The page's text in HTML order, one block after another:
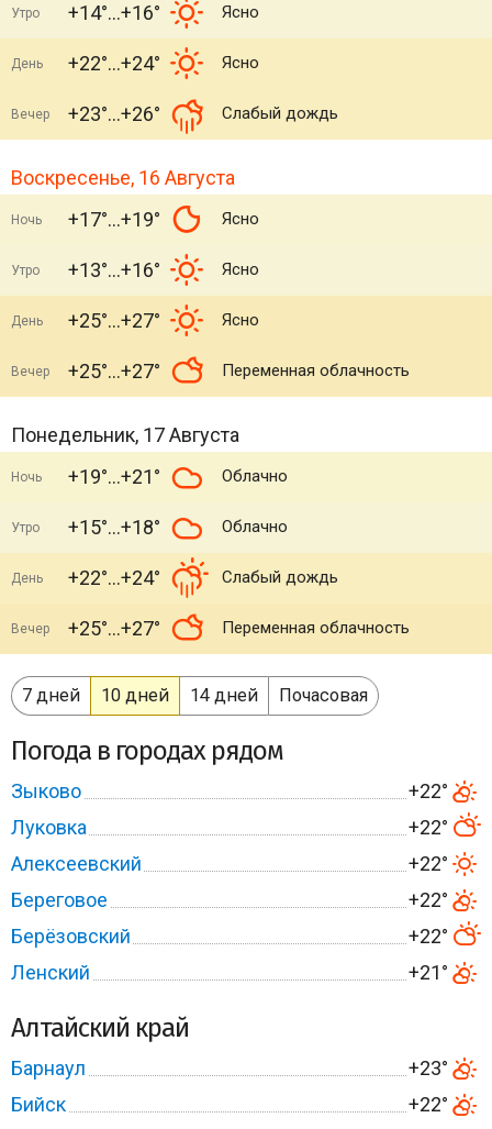
Утро +14° +16° Ясно
День +22° +24° Ясно
Вечер +23° +26° Слабый дождь
Воскресенье, 16 Августа
Ночь +17° +19° Ясно
Утро +13° +16° Ясно
День +25° +27° Ясно
Вечер +25° +27° Переменная облачность
Понедельник, 17 Августа
Ночь +19° +21° Облачно
Утро +15° +18° Облачно
День +22° +24° Слабый дождь
Вечер +25° +27° Переменная облачность
7 дней 10 дней 14 дней Почасовая
Погода в городах рядом
Зыково
+22°
Луковка
+22°
Алексеевский
+22°
Береговое
+22°
Берёзовский
+22°
Ленский
+21°
Алтайский край
Барнаул
+23°
Бийск
+22°